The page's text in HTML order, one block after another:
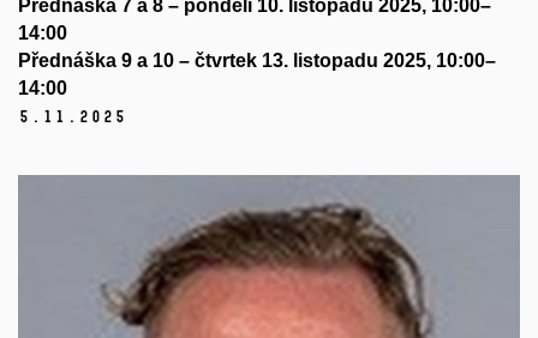
Přednáška 7 a 8 – pondělí 10. listopadu 2025, 10:00–
14:00
Přednáška 9 a 10 – čtvrtek 13. listopadu 2025, 10:00–
14:00
5. 11. 2025